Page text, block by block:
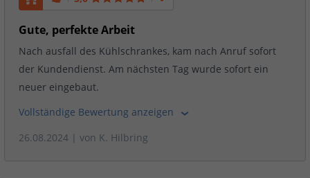
Gute, perfekte Arbeit
Nach ausfall des Kühlschrankes, kam nach Anruf sofort
der Kundendienst. Am nächsten Tag wurde sofort ein
neuer eingebaut.
Vollständige Bewertung anzeigen
26.08.2024 | von K. Hilbring